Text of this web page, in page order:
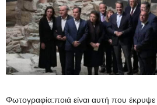
Φωτογραφία:ποιά είναι αυτή που